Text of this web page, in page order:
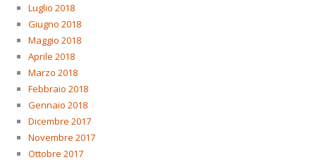
Luglio 2018
Giugno 2018
Maggio 2018
Aprile 2018
Marzo 2018
Febbraio 2018
Gennaio 2018
Dicembre 2017
Novembre 2017
Ottobre 2017